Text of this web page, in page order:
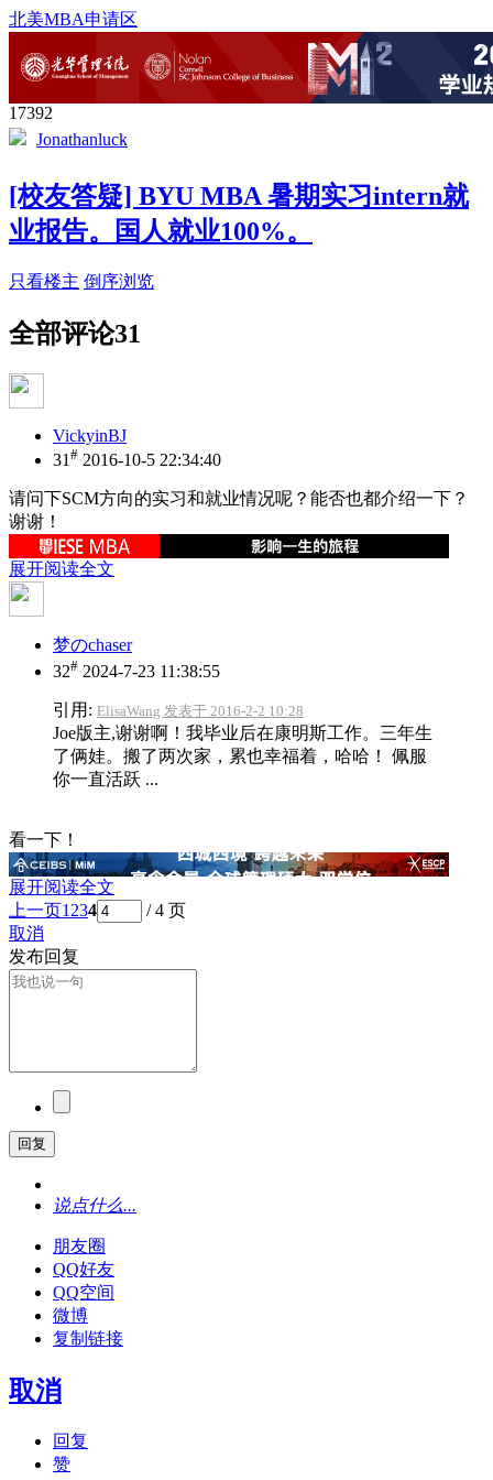
北美MBA申请区
17392
Jonathanluck
[校友答疑] BYU MBA 暑期实习intern就
业报告。国人就业100%。
只看楼主 倒序浏览
全部评论31
VickyinBJ
31 # 2016-10-5 22:34:40
请问下SCM方向的实习和就业情况呢？能否也都介绍一下？
谢谢！
展开阅读全文
梦のchaser
32# 2024-7-23 11:38:55
引用: ElisaWang 发表于 2016-2-2 10:28
Joe版主,谢谢啊！我毕业后在康明斯工作。三年生
了俩娃。搬了两次家，累也幸福着，哈哈！ 佩服
你一直活跃 ...
看一下！
展开阅读全文
上一页1 234
/ 4 页
取消
发布回复
回复
说点什么...
朋友圈
QQ好友
QQ空间
微博
复制链接
取消
回复
赞